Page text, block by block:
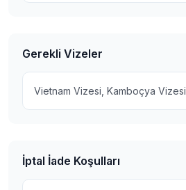
Gerekli Vizeler
Vietnam Vizesi, Kamboçya Vizesi
İptal İade Koşulları